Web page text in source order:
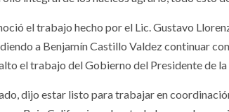
el trabajo hecho por el Lic. Gustavo
a Benjamín Castillo Valdez continuar
el trabajo del Gobierno del Presidente de
dijo estar listo para trabajar en